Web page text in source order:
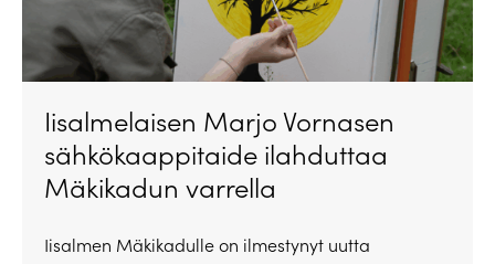
Iisalmelaisen Marjo Vornasen
sähkökaappitaide ilahduttaa
Mäkikadun varrella
Iisalmen Mäkikadulle on ilmestynyt uutta